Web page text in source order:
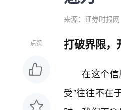
来源：证券时报网
点赞 打破界限，
在这个
受”往往不在